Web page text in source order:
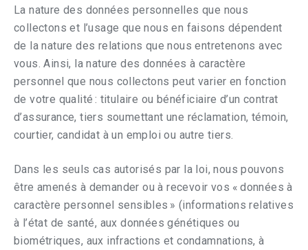
La nature des données personnelles que nous
collectons et l’usage que nous en faisons dépendent
de la nature des relations que nous entretenons avec
vous. Ainsi, la nature des données à caractère
personnel que nous collectons peut varier en fonction
de votre qualité : titulaire ou bénéficiaire d’un contrat
d’assurance, tiers soumettant une réclamation, témoin,
courtier, candidat à un emploi ou autre tiers.
Dans les seuls cas autorisés par la loi, nous pouvons
être amenés à demander ou à recevoir vos « données à
caractère personnel sensibles » (informations relatives
à l’état de santé, aux données génétiques ou
biométriques, aux infractions et condamnations, à